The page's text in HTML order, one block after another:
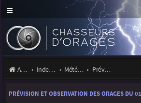
Accueil Index du forum Météo et climatologie des orages Prévisions et suivis des orages
PRÉVISION ET OBSERVATION DES ORAGES DU